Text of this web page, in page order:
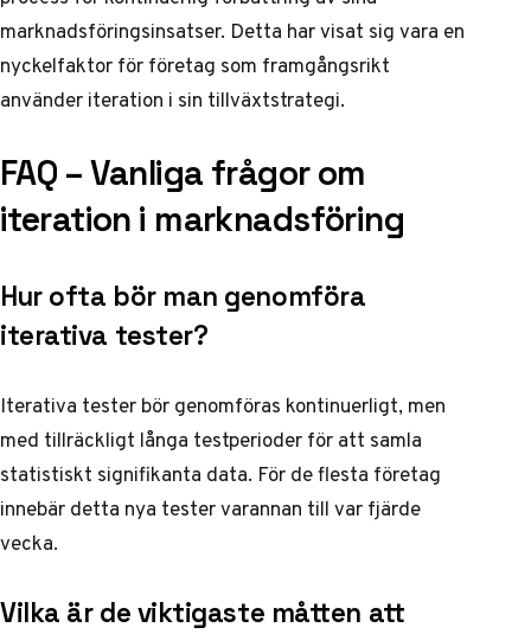
marknadsföringsinsatser. Detta har visat sig vara en
nyckelfaktor för företag som framgångsrikt
använder iteration i sin tillväxtstrategi.
FAQ – Vanliga frågor om
iteration i marknadsföring
Hur ofta bör man genomföra
iterativa tester?
Iterativa tester bör genomföras kontinuerligt, men
med tillräckligt långa testperioder för att samla
statistiskt signifikanta data. För de flesta företag
innebär detta nya tester varannan till var fjärde
vecka.
Vilka är de viktigaste måtten att